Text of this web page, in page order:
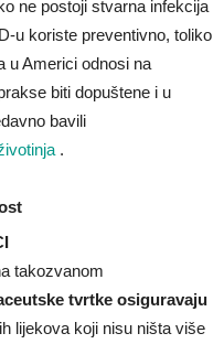
ne postoji stvarna infekcija
u koriste preventivno, toliko
u Americi odnosi na
biti dopuštene i u
bavili
.
takozvanom
tvrtke osiguravaju
lijekova koji nisu ništa više